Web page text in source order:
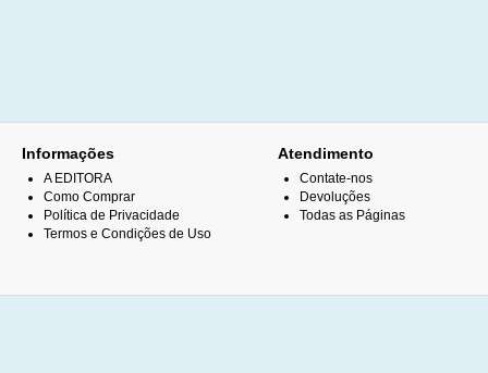
Informações
A EDITORA
Como Comprar
Política de Privacidade
Termos e Condições de Uso
Atendimento
Contate-nos
Devoluções
Todas as Páginas